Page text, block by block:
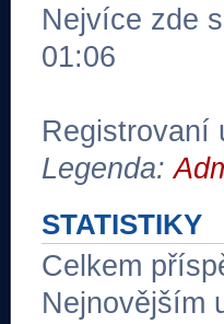
Nejvíce zde
01:06
Registrovaní
Legenda:
STATISTIKY
Celkem
Nejnovějším